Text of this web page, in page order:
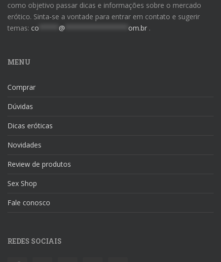
como objetivo passar dicas e informações sobre o mercado
erótico. Sinta-se a vontade para entrar em contato e sugerir
temas: co @ om.br .
MENU
Comprar
Dúvidas
Dicas eróticas
Novidades
Review de produtos
Sex Shop
Fale conosco
REDES SOCIAIS